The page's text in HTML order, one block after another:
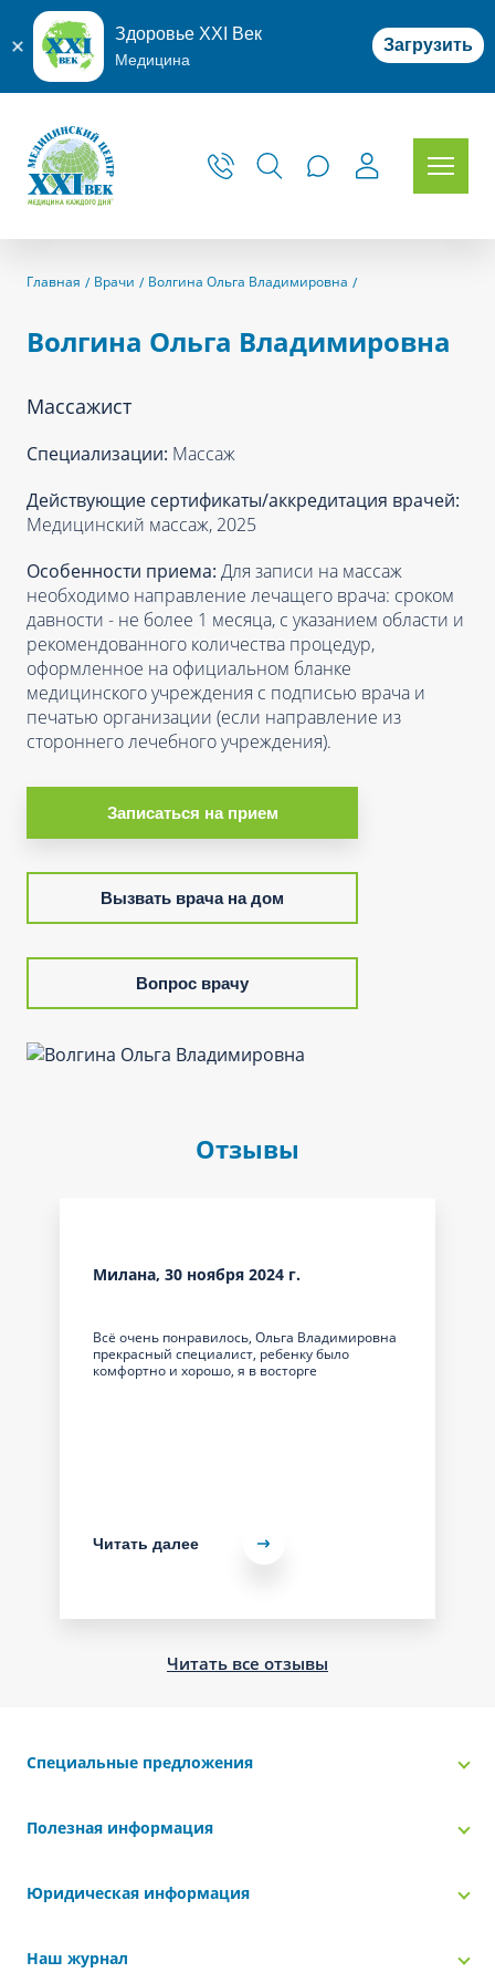
Здоровье XXI Век
Медицина
Загрузить
Главная Врачи Волгина Ольга Владимировна
Волгина Ольга Владимировна
Массажист
Специализации: Массаж
Действующие сертификаты/аккредитация врачей:
Медицинский массаж, 2025
Особенности приема: Для записи на массаж
необходимо направление лечащего врача: сроком
давности - не более 1 месяца, с указанием области и
рекомендованного количества процедур,
оформленное на официальном бланке
медицинского учреждения с подписью врача и
печатью организации (если направление из
стороннего лечебного учреждения).
Записаться на прием
Вызвать врача на дом
Вопрос врачу
Отзывы
Милана, 30 ноября 2024 г.
Всё очень понравилось, Ольга Владимировна
прекрасный специалист, ребенку было
комфортно и хорошо, я в восторге
Читать далее
Читать все отзывы
Специальные предложения
Полезная информация
Юридическая информация
Наш журнал